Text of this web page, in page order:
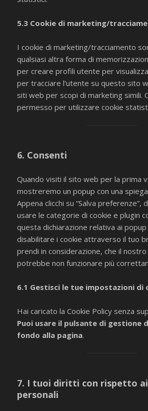
5.3 Cookie di marketing/
I cookie di marketing/tracciamento
qualsiasi altra forma di
per creare profili utente per
per tracciare l’utente su questo sito
siti web per scopi di marketing simili.
permesso per utilizzare cookie
6. Consenti
Quando visiti il sito web per la prima
mostreremo un popup con una
Appena clicchi su “Salva preferenze”,
usare le categorie di cookie e plugin
questa dichiarazione relativa ai popup
disabilitare i cookie attraverso il tuo
prendi in considerazione, che il
potrebbe non funzionare più
6.1 Gestisci le tue impostazioni di
Hai caricato la Cookie Policy senza
Puoi usare il pulsante di gestione
fondo alla pagina.
7. I tuoi diritti con rispetto
personali